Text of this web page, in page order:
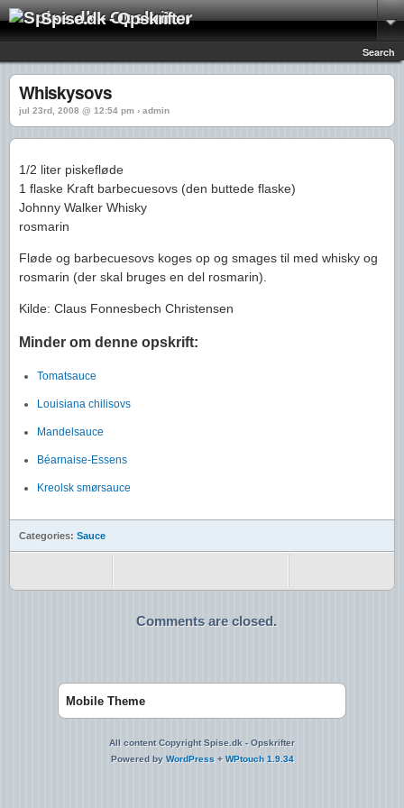
Spise.dk - Opskrifter
Search
Whiskysovs
jul 23rd, 2008 @ 12:54 pm › admin
1/2 liter piskefløde
1 flaske Kraft barbecuesovs (den buttede flaske)
Johnny Walker Whisky
rosmarin
Fløde og barbecuesovs koges op og smages til med whisky og
rosmarin (der skal bruges en del rosmarin).
Kilde: Claus Fonnesbech Christensen
Minder om denne opskrift:
Tomatsauce
Louisiana chilisovs
Mandelsauce
Béarnaise-Essens
Kreolsk smørsauce
Categories: Sauce
Comments are closed.
Mobile Theme
All content Copyright Spise.dk - Opskrifter
Powered by WordPress + WPtouch 1.9.34